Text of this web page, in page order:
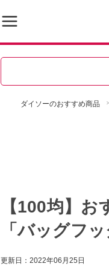
ダイソーのおすすめ商品
【100均】
「バッグフ
更新日： 2022年06月25日